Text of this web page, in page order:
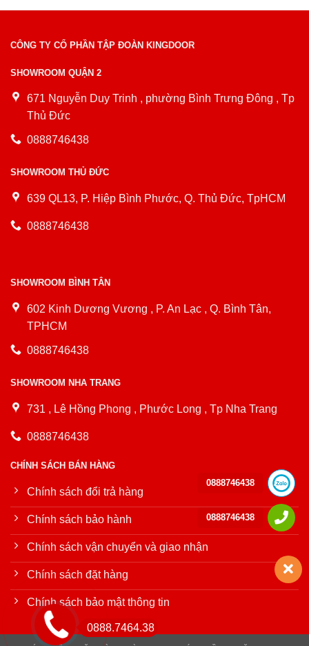
CÔNG TY CỔ PHẦN TẬP ĐOÀN KINGDOOR
SHOWROOM QUẬN 2
671 Nguyễn Duy Trinh , phường Bình Trưng Đông , Tp
Thủ Đức
0888746438
SHOWROOM THỦ ĐỨC
639 QL13, P. Hiệp Bình Phước, Q. Thủ Đức, TpHCM
0888746438
SHOWROOM BÌNH TÂN
602 Kinh Dương Vương , P. An Lạc , Q. Bình Tân,
TPHCM
0888746438
SHOWROOM NHA TRANG
731 , Lê Hồng Phong , Phước Long , Tp Nha Trang
0888746438
CHÍNH SÁCH BÁN HÀNG
Chính sách đổi trả hàng
Chính sách bảo hành
Chính sách vận chuyển và giao nhận
Chính sách đặt hàng
Chính sách bảo mật thông tin
0888.7464.38
0888746438
0888746438